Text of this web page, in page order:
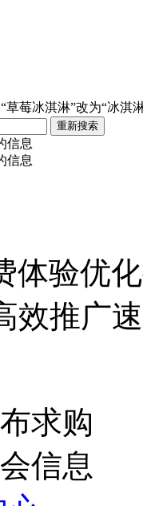
莓冰淇淋”改为“冰淇
信息
信息
体验优
效推广
求购
信息